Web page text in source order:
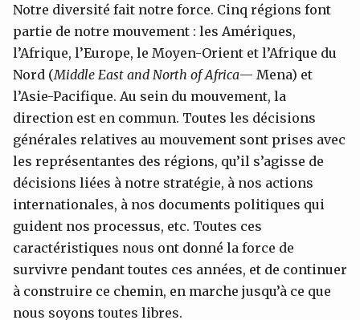
Notre diversité fait notre force. Cinq régions font
partie de notre mouvement : les Amériques,
l’Afrique, l’Europe, le Moyen-Orient et l’Afrique du
Nord (Middle East and North ofAfrica— Mena) et
l’Asie-Pacifique. Au sein du mouvement, la
direction est en commun. Toutes les décisions
générales relatives au mouvement sont prises avec
les représentantes des régions, qu’il s’agisse de
décisions liées à notre stratégie, à nos actions
internationales, à nos documents politiques qui
guident nos processus, etc. Toutes ces
caractéristiques nous ont donné la force de
survivre pendant toutes ces années, et de continuer
à construire ce chemin, en marche jusqu’à ce que
nous soyons toutes libres.